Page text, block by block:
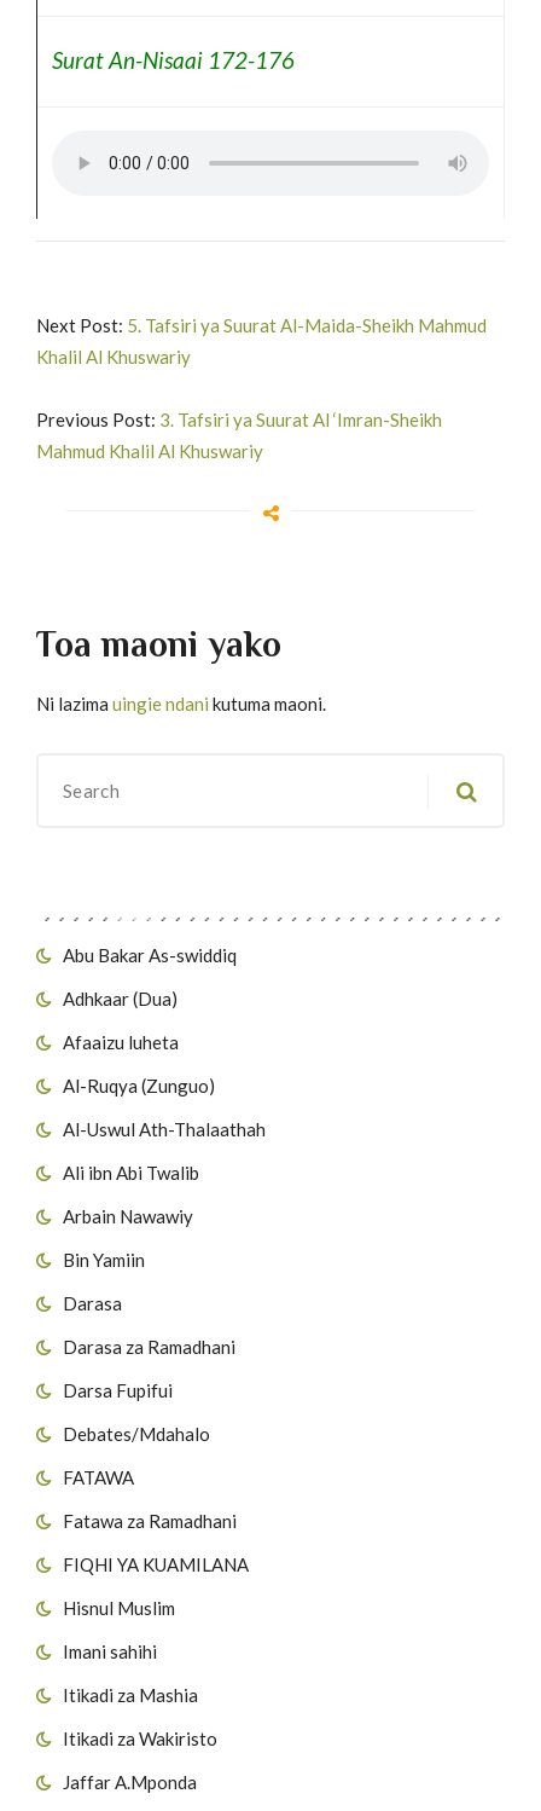
Abu Bakar As-swiddiq
Adhkaar (Dua)
Afaaizu luheta
Al-Ruqya (Zunguo)
Al-Uswul Ath-Thalaathah
Ali ibn Abi Twalib
Arbain Nawawiy
Bin Yamiin
Darasa
Darasa za Ramadhani
Darsa Fupifui
Debates/Mdahalo
FATAWA
Fatawa za Ramadhani
FIQHI YA KUAMILANA
Hisnul Muslim
Imani sahihi
Itikadi za Mashia
Itikadi za Wakiristo
Jaffar A.Mponda
Surat An-Nisaai 172-176
Next Post: 5. Tafsiri ya Suurat Al-Maida-Sheikh Mahmud
Khalil Al Khuswariy
Previous Post: 3. Tafsiri ya Suurat Al ‘Imran-Sheikh
Mahmud Khalil Al Khuswariy
Toa maoni yako
Ni lazima uingie ndani kutuma maoni.